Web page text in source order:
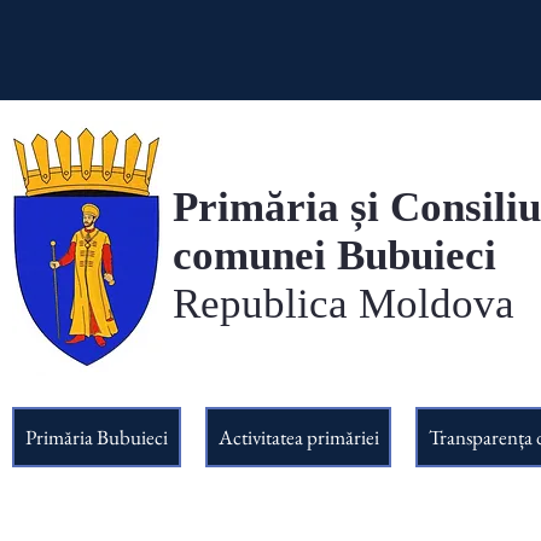
Primăria și
comunei Bubuieci
Republica Moldova
Primăria Bubuieci Activitatea primăriei Transparența